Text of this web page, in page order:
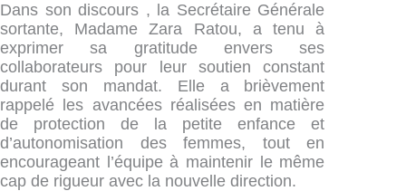
Dans son discours , la Secrétaire Générale
sortante, Madame Zara Ratou, a tenu à
exprimer sa gratitude envers ses
collaborateurs pour leur soutien constant
durant son mandat. Elle a brièvement
rappelé les avancées réalisées en matière
de protection de la petite enfance et
d’autonomisation des femmes, tout en
encourageant l’équipe à maintenir le même
cap de rigueur avec la nouvelle direction.